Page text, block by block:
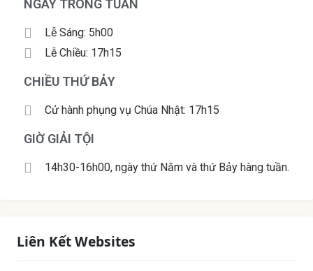
NGÀY TRONG TUẦN
Lễ Sáng: 5h00
Lễ Chiều: 17h15
CHIỀU THỨ BẢY
Cử hành phụng vụ Chúa Nhật: 17h15
GIỜ GIẢI TỘI
14h30-16h00, ngày thứ Năm và thứ Bảy hàng tuần.
Liên Kết Websites